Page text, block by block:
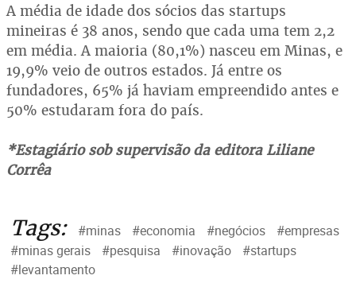
A média de idade dos sócios das startups
mineiras é 38 anos, sendo que cada uma tem 2,2
em média. A maioria (80,1%) nasceu em Minas, e
19,9% veio de outros estados. Já entre os
fundadores, 65% já haviam empreendido antes e
50% estudaram fora do país.
*Estagiário sob supervisão da editora Liliane
Corrêa
Tags: #minas #economia #negócios
#empresas
#minas gerais
#pesquisa #inovação
#startups
#levantamento